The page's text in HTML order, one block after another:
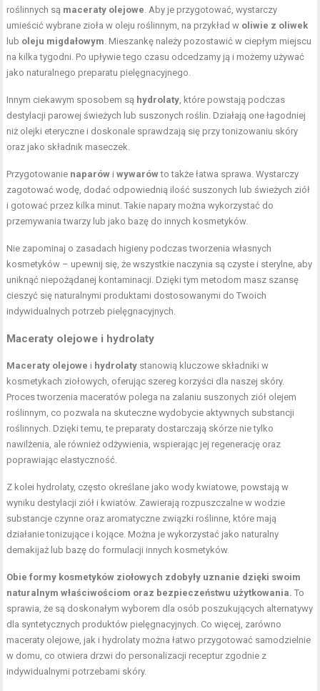
roślinnych są maceraty olejowe . Aby je przygotować, wystarczy
umieścić wybrane zioła w oleju roślinnym, na przykład w oliwie z oliwek
lub oleju migdałowym . Mieszankę należy pozostawić w ciepłym miejscu
na kilka tygodni. Po upływie tego czasu odcedzamy ją i możemy używać
jako naturalnego preparatu pielęgnacyjnego.
Innym ciekawym sposobem są hydrolaty , które powstają podczas
destylacji parowej świeżych lub suszonych roślin. Działają one łagodniej
niż olejki eteryczne i doskonale sprawdzają się przy tonizowaniu skóry
oraz jako składnik maseczek.
Przygotowanie naparów iwywarówto także łatwa sprawa. Wystarczy
zagotować wodę, dodać odpowiednią ilość suszonych lub świeżych ziół
i gotować przez kilka minut. Takie napary można wykorzystać do
przemywania twarzy lub jako bazę do innych kosmetyków.
Nie zapominaj o zasadach higieny podczas tworzenia własnych
kosmetyków – upewnij się, że wszystkie naczynia są czyste i sterylne, aby
uniknąć niepożądanej kontaminacji. Dzięki tym metodom masz szansę
cieszyć się naturalnymi produktami dostosowanymi do Twoich
indywidualnych potrzeb pielęgnacyjnych.
Maceraty olejowe i hydrolaty
Maceraty olejowe i hydrolaty stanowią kluczowe składniki w
kosmetykach ziołowych, oferując szereg korzyści dla naszej skóry.
Proces tworzenia maceratów polega na zalaniu suszonych ziół olejem
roślinnym, co pozwala na skuteczne wydobycie aktywnych substancji
roślinnych. Dzięki temu, te preparaty dostarczają skórze nie tylko
nawilżenia, ale również odżywienia, wspierając jej regenerację oraz
poprawiając elastyczność.
Z kolei hydrolaty, często określane jako wody kwiatowe, powstają w
wyniku destylacji ziół i kwiatów. Zawierają rozpuszczalne w wodzie
substancje czynne oraz aromatyczne związki roślinne, które mają
działanie tonizujące i kojące. Można je wykorzystać jako naturalny
demakijaż lub bazę do formulacji innych kosmetyków.
Obie formy kosmetyków ziołowych zdobyły uznanie dzięki swoim
naturalnym właściwościom oraz bezpieczeństwu użytkowania. To
sprawia, że są doskonałym wyborem dla osób poszukujących alternatywy
dla syntetycznych produktów pielęgnacyjnych. Co więcej, zarówno
maceraty olejowe, jak i hydrolaty można łatwo przygotować samodzielnie
w domu, co otwiera drzwi do personalizacji receptur zgodnie z
indywidualnymi potrzebami skóry.